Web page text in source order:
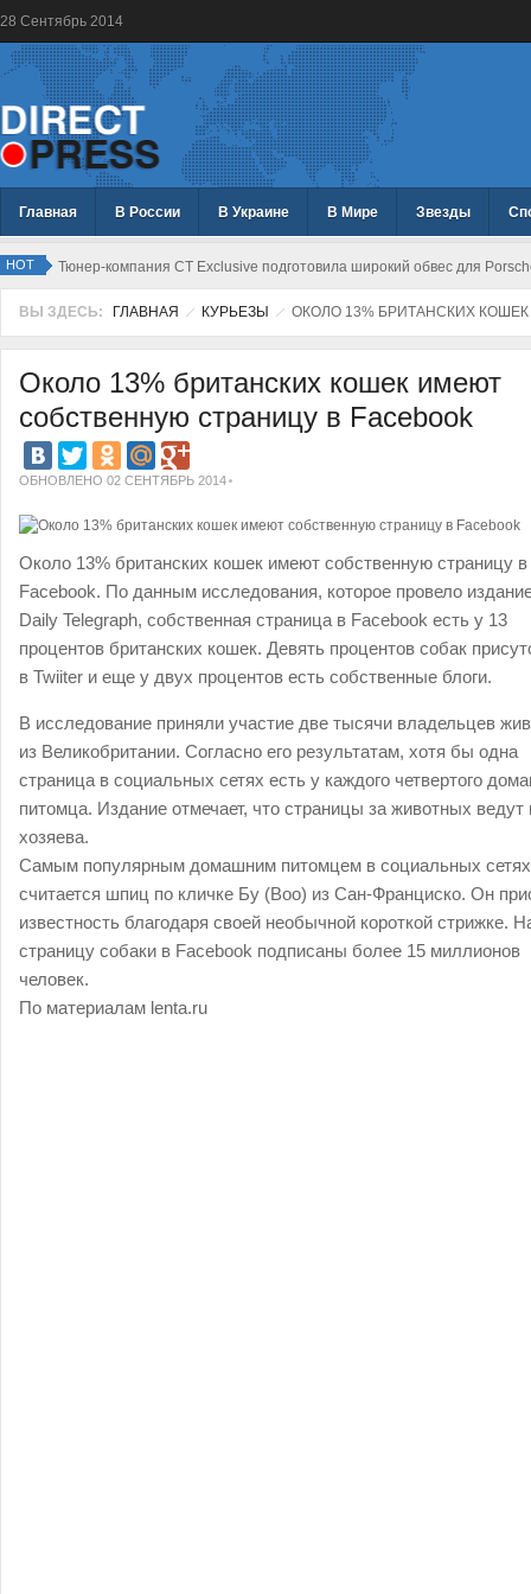
28 Сентябрь 2014
Главная В России В Украине В Мире Звезды
HOT Тюнер-компания CT Exclusive подготовила широкий обвес для
ВЫ ЗДЕСЬ: ГЛАВНАЯ КУРЬЕЗЫ ОКОЛО 13% БРИТАНСКИХ
Около 13% британских кошек имеют
собственную страницу в Facebook
ОБНОВЛЕНО 02 СЕНТЯБРЬ 2014
Около 13% британских кошек имеют собственную страницу в
Facebook. По данным исследования, которое провело
Daily Telegraph, собственная страница в Facebook есть у 13
процентов британских кошек. Девять процентов собак
в Twiiter и еще у двух процентов есть собственные блоги.
В исследование приняли участие две тысячи владельцев
из Великобритании. Согласно его результатам, хотя бы одна
страница в социальных сетях есть у каждого четвертого
питомца. Издание отмечает, что страницы за животных ведут
хозяева.
Самым популярным домашним питомцем в социальных сетях
считается шпиц по кличке Бу (Boo) из Сан-Франциско. Он
известность благодаря своей необычной короткой стрижке.
страницу собаки в Facebook подписаны более 15 миллионов
человек.
По материалам lenta.ru